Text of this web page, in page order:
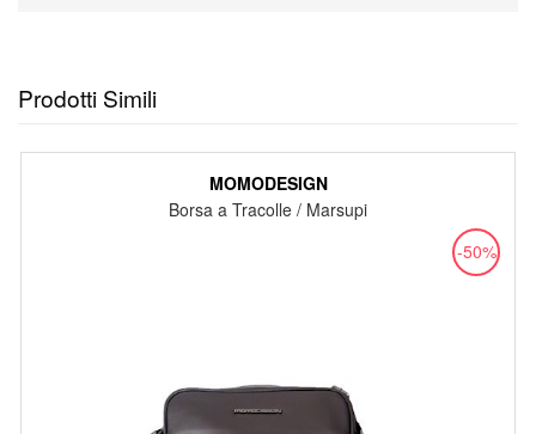
Prodotti Simili
MOMODESIGN
Borsa a Tracolle / Marsupi
-50%